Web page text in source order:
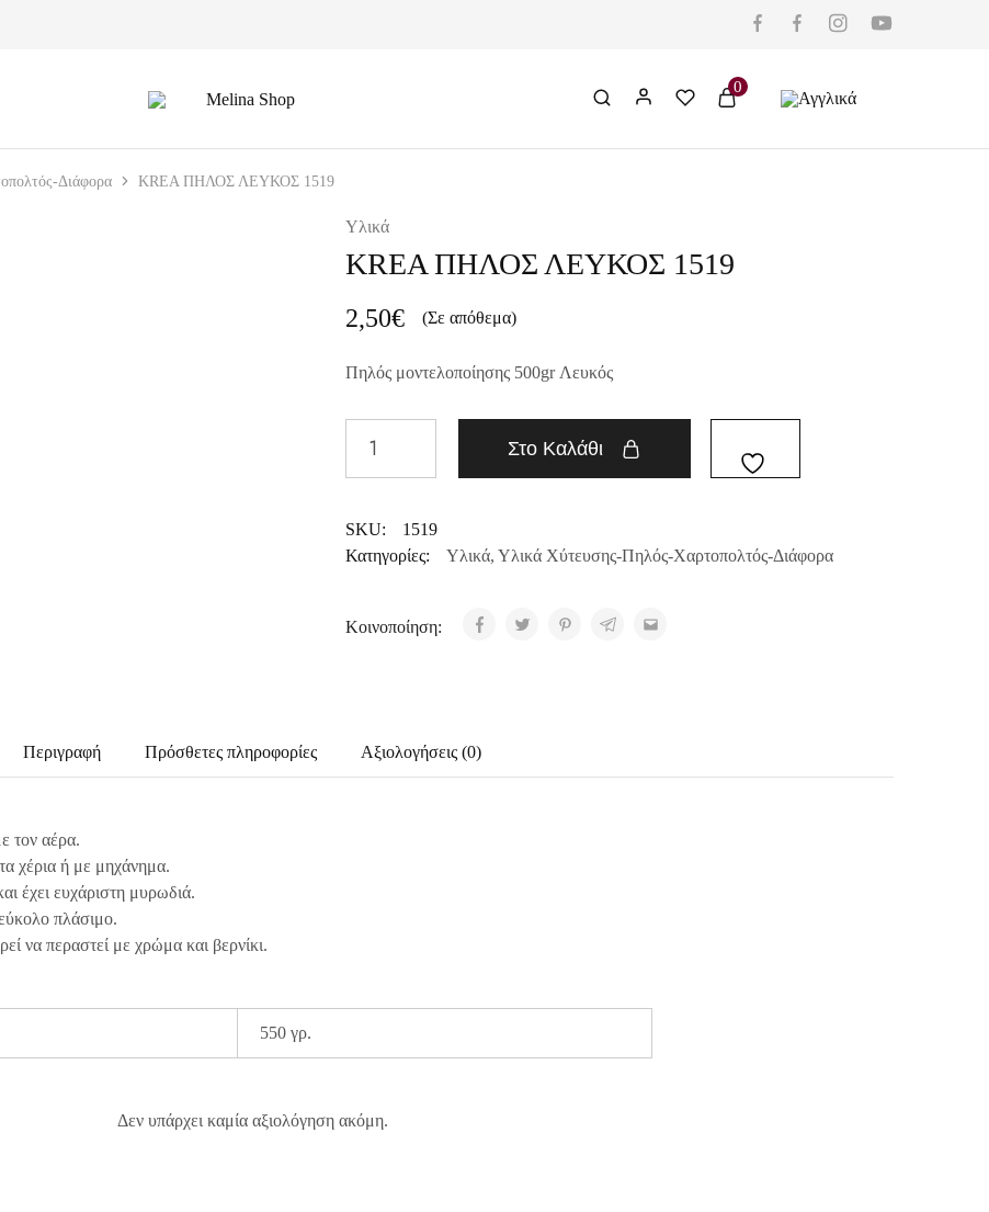
Melina
0
Διάφορα KREA ΠΗΛΟΣ ΛΕΥΚΟΣ 1519
Υλικά
KREA ΠΗΛΟΣ ΛΕΥΚΟΣ 1519
2,50€ (Σε απόθεμα)
Πηλός μοντελοποίησης 500gr Λευκός
Στο Καλάθι
SKU:
1519
Κατηγορίες:
Υλικά, Υλικά Χύτευσης-Πηλός-Χαρτοπολτός-Διάφορα
Κοινοποίηση:
Περιγραφή Πρόσθετες πληροφορίες Αξιολογήσεις (0)
τον αέρα.
χέρια ή με μηχάνημα.
έχει ευχάριστη μυρωδιά.
πλάσιμο.
να περαστεί με χρώμα και βερνίκι.
550 γρ.
Δεν υπάρχει καμία αξιολόγηση ακόμη.